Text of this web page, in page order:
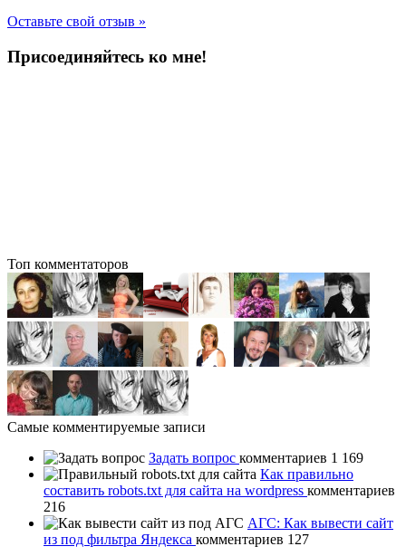
Оставьте свой отзыв »
Присоединяйтесь ко мне!
Топ комментаторов
Самые комментируемые записи
Задать вопрос комментариев 1 169
Как правильно
составить robots.txt для сайта на wordpress комментариев
216
АГС: Как вывести сайт
из под фильтра Яндекса комментариев 127